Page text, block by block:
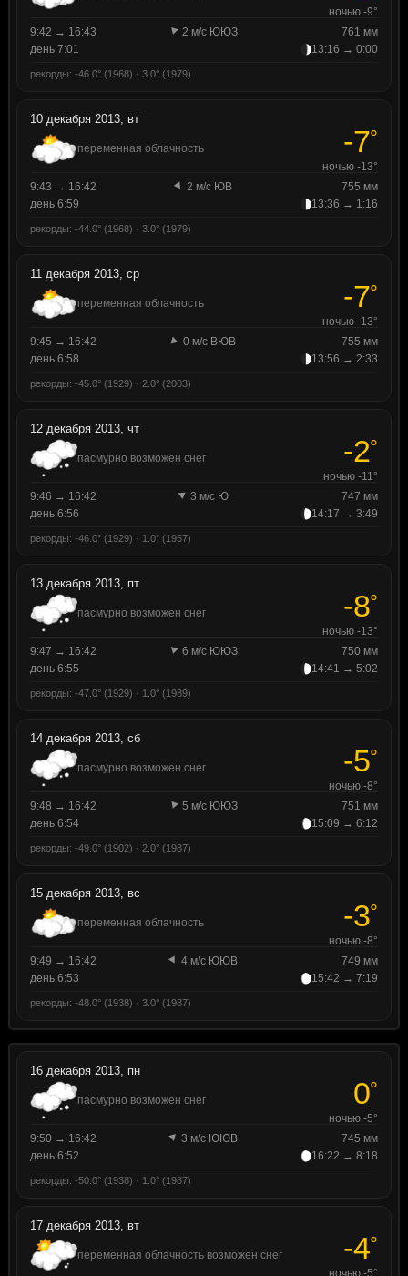
ночью -9°
9:42 → 16:43
2 м/с ЮЮЗ
761 мм
день 7:01
13:16 → 0:00
рекорды: -46.0° (1968) · 3.0° (1979)
10 декабря 2013, вт
переменная облачность -7°
ночью -13°
9:43 → 16:42
2 м/с ЮВ
755 мм
день 6:59
13:36 → 1:16
рекорды: -44.0° (1968) · 3.0° (1979)
11 декабря 2013, ср
переменная облачность -7°
ночью -13°
9:45 → 16:42
0 м/с ВЮВ
755 мм
день 6:58
13:56 → 2:33
рекорды: -45.0° (1929) · 2.0° (2003)
12 декабря 2013, чт
пасмурно возможен снег -2°
ночью -11°
9:46 → 16:42
3 м/с Ю
747 мм
день 6:56
14:17 → 3:49
рекорды: -46.0° (1929) · 1.0° (1957)
13 декабря 2013, пт
пасмурно возможен снег -8°
ночью -13°
9:47 → 16:42
6 м/с ЮЮЗ
750 мм
день 6:55
14:41 → 5:02
рекорды: -47.0° (1929) · 1.0° (1989)
14 декабря 2013, сб
пасмурно возможен снег -5°
ночью -8°
9:48 → 16:42
5 м/с ЮЮЗ
751 мм
день 6:54
15:09 → 6:12
рекорды: -49.0° (1902) · 2.0° (1987)
15 декабря 2013, вс
переменная облачность -3°
ночью -8°
9:49 → 16:42
4 м/с ЮЮВ
749 мм
день 6:53
15:42 → 7:19
рекорды: -48.0° (1938) · 3.0° (1987)
16 декабря 2013, пн
пасмурно возможен снег 0°
ночью -5°
9:50 → 16:42
3 м/с ЮЮВ
745 мм
день 6:52
16:22 → 8:18
рекорды: -50.0° (1938) · 1.0° (1987)
17 декабря 2013, вт
переменная облачность возможен снег -4°